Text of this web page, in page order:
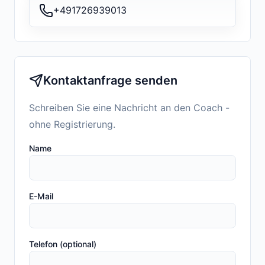
+491726939013
Kontaktanfrage senden
Schreiben Sie eine Nachricht an den Coach -
ohne Registrierung.
Name
E-Mail
Telefon (optional)